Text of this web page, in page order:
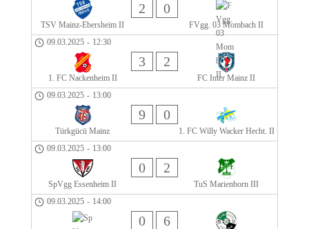
TSV Mainz-Ebersheim II
2 0
FVgg. 03 Mombach II
09.03.2025 - 12:30
1. FC Nackenheim II
3 2
FC Inter Mainz II
09.03.2025 - 13:00
Türkgücü Mainz
9 0
1. FC Willy Wacker Hecht. II
09.03.2025 - 13:00
SpVgg Essenheim II
0 2
TuS Marienborn III
09.03.2025 - 14:00
0 6